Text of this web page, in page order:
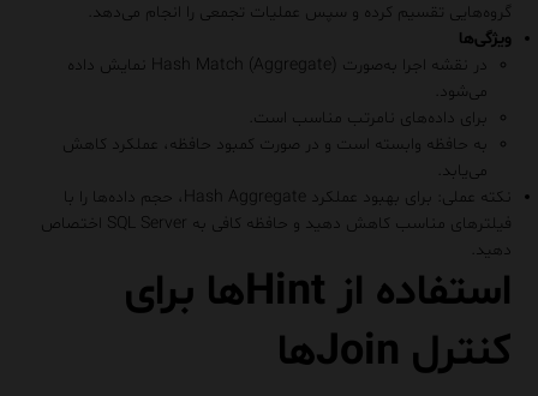
گروه‌هایی تقسیم کرده و سپس عملیات تجمعی را انجام می‌دهد.
ویژگی‌ها
در نقشه اجرا به‌صورت Hash Match (Aggregate) نمایش داده
می‌شود.
برای داده‌های نامرتب مناسب است.
به حافظه وابسته است و در صورت کمبود حافظه، عملکرد کاهش
می‌یابد.
نکته عملی
: برای بهبود عملکرد Hash Aggregate، حجم داده‌ها را با
فیلترهای مناسب کاهش دهید و حافظه کافی به SQL Server اختصاص
دهید.
استفاده از Hint‌ها برای
کنترل Join‌ها